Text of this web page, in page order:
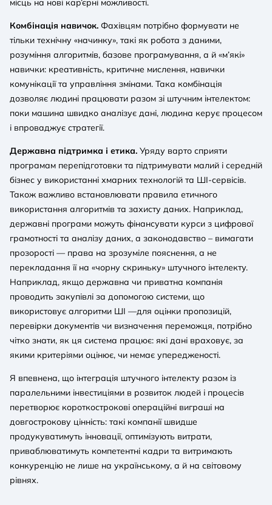
місць на нові кар’єрні можливості.
Комбінація навичок. Фахівцям потрібно формувати не
тільки технічну «начинку», такі як робота з даними,
розуміння алгоритмів, базове програмування, а й «м’які»
навички: креативність, критичне мислення, навички
комунікації та управління змінами. Така комбінація
дозволяє людині працювати разом зі штучним інтелектом:
поки машина швидко аналізує дані, людина керує процесом
і впроваджує стратегії.
Державна підтримка і етика. Уряду варто сприяти
програмам перепідготовки та підтримувати малий і середній
бізнес у використанні хмарних технологій та ШI-сервісів.
Також важливо встановлювати правила етичного
використання алгоритмів та захисту даних. Наприклад,
державні програми можуть фінансувати курси з цифрової
грамотності та аналізу даних, а законодавство – вимагати
прозорості — права на зрозуміле пояснення, а не
перекладання її на «чорну скриньку» штучного інтелекту.
Наприклад, якщо державна чи приватна компанія
проводить закупівлі за допомогою системи, що
використовує алгоритми ШІ —для оцінки пропозицій,
перевірки документів чи визначення переможця, потрібно
чітко знати, як ця система працює: які дані враховує, за
якими критеріями оцінює, чи немає упередженості.
Я впевнена, що інтеграція штучного інтелекту разом із
паралельними інвестиціями в розвиток людей і процесів
перетворює короткострокові операційні виграші на
довгострокову цінність: такі компанії швидше
продукуватимуть інновації, оптимізують витрати,
приваблюватимуть компетентні кадри та витримають
конкуренцію не лише на українському, а й на світовому
рівнях.